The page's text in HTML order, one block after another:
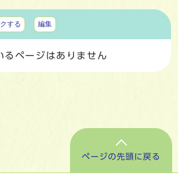
する 編集
るページはありません
ページの先頭に戻る